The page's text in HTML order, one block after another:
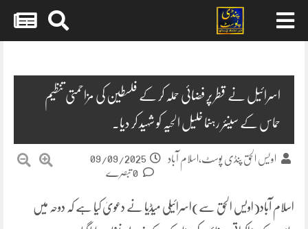
اسرائیل نے قطر پر فضائی حملہ کر کے فلسطین کی مزاحمتی تنظیم
حماس کے سینئر رہنما خلیل الحیہ کو شہید کر دیا.
اویس الحق پنڈی پوسٹ،اسلام آباد
09/09/2025
اسلام آباد(اویس الحق سے)اسرائیلی میڈیا نے دعویٰ کیا ہے کہ دوحہ میں